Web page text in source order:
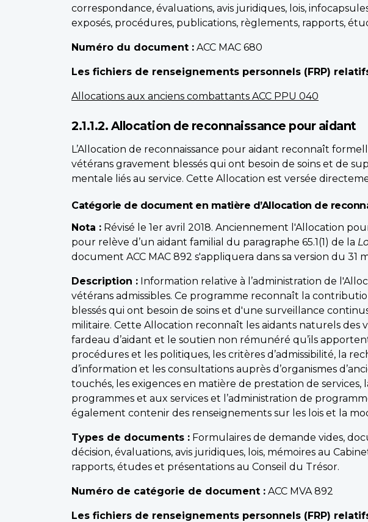
correspondance, évaluations, avis juridiques, lois,
exposés, procédures, publications, règlements, rapports,
Numéro du document : ACC MAC 680
Les fichiers de renseignements personnels (FRP)
Allocations aux anciens combattants ACC PPU 040
2.1.1.2. Allocation de reconnaissance pour aidant
L’Allocation de reconnaissance pour aidant reconnaît
vétérans gravement blessés qui ont besoin de soins et de
mentale liés au service. Cette Allocation est versée
Catégorie de document en matière d’Allocation de
Nota : Révisé le 1er avril 2018. Anciennement l'Allocation
pour relève d’un aidant familial du paragraphe 65.1(1) de la
document ACC MAC 892 s'appliquera dans sa version du 31
Description : Information relative à l’administration de
vétérans admissibles. Ce programme reconnaît la
blessés qui ont besoin de soins et d'une surveillance
militaire. Cette Allocation reconnaît les aidants naturels
fardeau d’aidant et le soutien non rémunéré qu’ils
procédures et les politiques, les critères d’admissibilité, la
d’information et les consultations auprès d’organismes
touchés, les exigences en matière de prestation de
programmes et aux services et l’administration de
également contenir des renseignements sur les lois et la
Types de documents : Formulaires de demande vides,
décision, évaluations, avis juridiques, lois, mémoires au
rapports, études et présentations au Conseil du Trésor.
Numéro de catégorie de document : ACC MVA 892
Les fichiers de renseignements personnels (FRP)